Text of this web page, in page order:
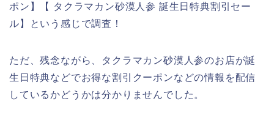
ポン】【 タクラマカン砂漠人参 誕生日特典割引セー
ル】という感じで調査！
ただ、残念ながら、タクラマカン砂漠人参のお店が誕
生日特典などでお得な割引クーポンなどの情報を配信
しているかどうかは分かりませんでした。